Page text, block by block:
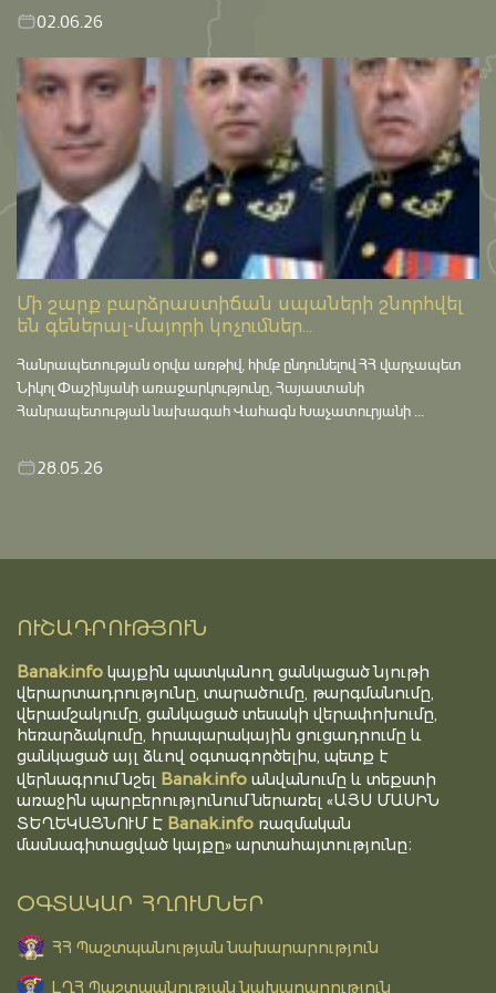
02.06.26
Մի շարք բարձրաստիճան սպաների շնորհվել
են գեներալ-մայորի կոչումներ...
Հանրապետության օրվա առթիվ, հիմք ընդունելով ՀՀ վարչապետ
Նիկոլ Փաշինյանի առաջարկությունը, Հայաստանի
Հանրապետության նախագահ Վահագն Խաչատուրյանի ...
28.05.26
ՈՒՇԱԴՐՈՒԹՅՈՒՆ
Banak.info կայքին պատկանող ցանկացած նյութի
վերարտադրությունը, տարածումը, թարգմանումը,
վերամշակումը, ցանկացած տեսակի վերափոխումը,
հեռարձակումը, հրապարակային ցուցադրումը և
ցանկացած այլ ձևով օգտագործելիս, պետք է
վերնագրում նշել Banak.info անվանումը և տեքստի
առաջին պարբերությունում ներառել «ԱՅՍ ՄԱՍԻՆ
ՏԵՂԵԿԱՑՆՈՒՄ Է Banak.info ռազմական
մասնագիտացված կայքը» արտահայտությունը։
ՕԳՏԱԿԱՐ ՀՂՈՒՄՆԵՐ
ՀՀ Պաշտպանության նախարարություն
ԼՂՀ Պաշտպանության նախարարություն